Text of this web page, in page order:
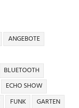
ANGEBOTE
BLUETOOTH
ECHO SHOW
FUNK
GARTEN